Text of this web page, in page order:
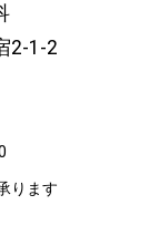
2-1-2
ります